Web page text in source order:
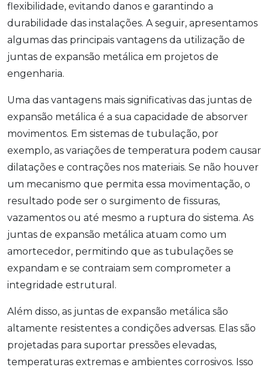
flexibilidade, evitando danos e garantindo a
durabilidade das instalações. A seguir, apresentamos
algumas das principais vantagens da utilização de
juntas de expansão metálica em projetos de
engenharia.
Uma das vantagens mais significativas das juntas de
expansão metálica é a sua capacidade de absorver
movimentos. Em sistemas de tubulação, por
exemplo, as variações de temperatura podem causar
dilatações e contrações nos materiais. Se não houver
um mecanismo que permita essa movimentação, o
resultado pode ser o surgimento de fissuras,
vazamentos ou até mesmo a ruptura do sistema. As
juntas de expansão metálica atuam como um
amortecedor, permitindo que as tubulações se
expandam e se contraiam sem comprometer a
integridade estrutural.
Além disso, as juntas de expansão metálica são
altamente resistentes a condições adversas. Elas são
projetadas para suportar pressões elevadas,
temperaturas extremas e ambientes corrosivos. Isso